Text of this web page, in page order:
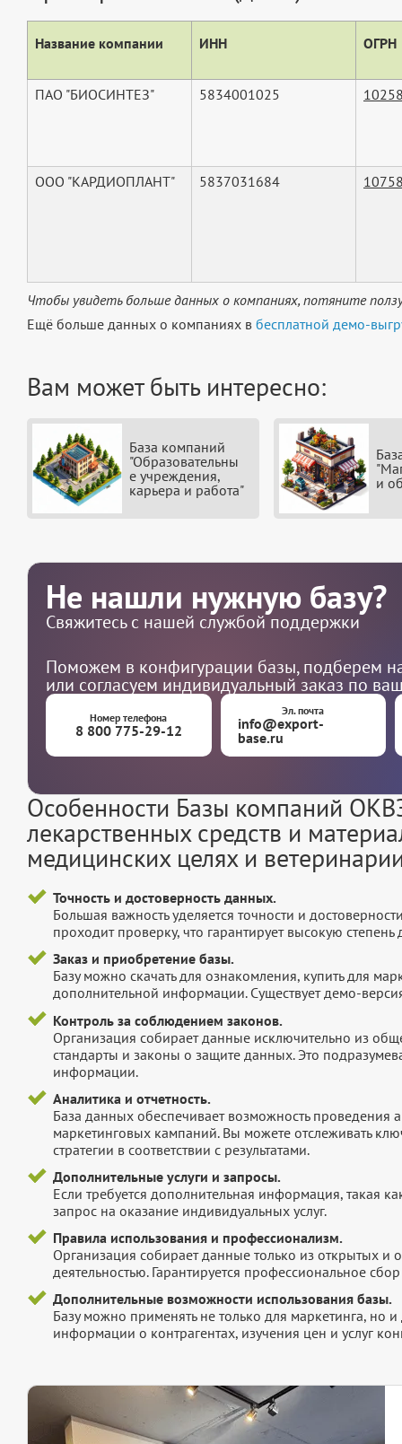
Название компании ИНН ОГРН
ПАО "БИОСИНТЕЗ" 5834001025
ООО "КАРДИОПЛАНТ" 5837031684
Чтобы увидеть больше данных о компаниях, потяните
Ещё больше данных о компаниях в бесплатной демо-
Вам может быть интересно:
База компаний
"Образовательны
е учреждения,
карьера и работа"
и
Не нашли нужную базу?
Свяжитесь с нашей службой поддержки
Поможем в конфигурации базы, подберем
или согласуем индивидуальный заказ по
Номер телефона
8 800 775-29-12
Эл. почта
info@export-
base.ru
Особенности Базы компаний
лекарственных средств и
медицинских целях и
Точность и достоверность данных.
Большая важность уделяется точности и
проходит проверку, что гарантирует высокую
Заказ и приобретение базы.
Базу можно скачать для ознакомления, купить для
дополнительной информации. Существует демо-
Контроль за соблюдением законов.
Организация собирает данные исключительно из
стандарты и законы о защите данных. Это
информации.
Аналитика и отчетность.
База данных обеспечивает возможность проведения
маркетинговых кампаний. Вы можете отслеживать
стратегии в соответствии с результатами.
Дополнительные услуги и запросы.
Если требуется дополнительная информация, такая
запрос на оказание индивидуальных услуг.
Правила использования и профессионализм.
Организация собирает данные только из открытых и
деятельностью. Гарантируется профессиональное
Дополнительные возможности использования базы.
Базу можно применять не только для маркетинга, но
информации о контрагентах, изучения цен и услуг